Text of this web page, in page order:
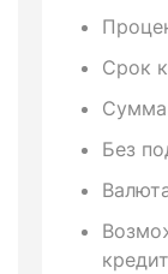
Срок
Без